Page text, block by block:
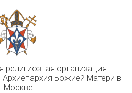
религиозная организация
Архиепархия Божией Матери в
Москве